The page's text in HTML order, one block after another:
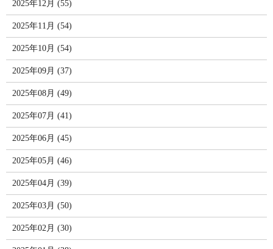
2025年12月 (55)
2025年11月 (54)
2025年10月 (54)
2025年09月 (37)
2025年08月 (49)
2025年07月 (41)
2025年06月 (45)
2025年05月 (46)
2025年04月 (39)
2025年03月 (50)
2025年02月 (30)